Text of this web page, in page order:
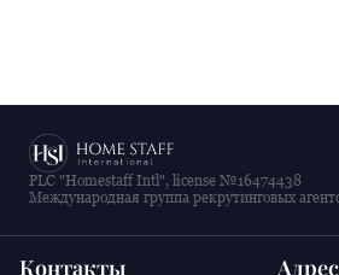
PLC "Homestaff Intl", license №16474438
Международная группа рекрутинговых
Контакты